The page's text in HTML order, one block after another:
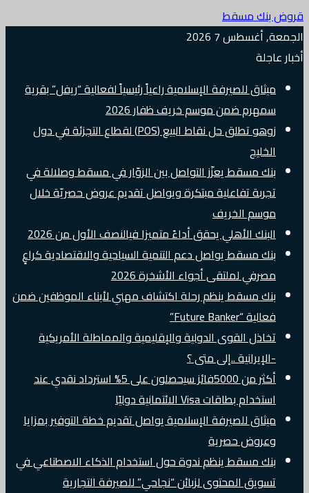
قروض بنك مسقط
الجمعة, أغسطس 7 2026
أخبار عاجلة
ميثاق للصيرفة الإسلامية راعياً رئيسياً لفعالية “ريفل” بقرية
سمهرم ضمن موسم خريف ظفار 2026
زوهو تطلق حل نقاط البيع (POS) لقطاع التجزئة في دول
الخليج
بنك مسقط يعزّز التواصل بين الزوّار في مسقط وصلالة في
تجربة تفاعلية مبتكرة ويواصل تقديم عروض حصريّة خلال
موسم الخريف
البنك الأهلي يحقق أداءً متميزا فيالنصف الأول من 2026
بنك مسقط يواصل دعم التنمية السياحية والاقتصادية كراعٍ
مصرفي لملتقى أجواء الأشخرة 2026
بنك مسقط ينظم رحلة اكتشاف مهني لأبناء الموظفين ضمن
فعالية “Future Banker”
تخاذل القوى الدولية والإقليمية والمماطلة الأمريكية
-الإيرانية ..إلى متى ؟
أكثر من 5000فائز سيحصلون على 5% استرداد نقدي عند
استخدام بطاقات Visa الائتمانية دوليًا
ميثاق للصيرفة الإسلامية يواصل تقديم خطة التوفير بمزايا
وعروض حصرية
بنك مسقط ينظم ندوة حول استخدام الذكاء الاصطناعي في
تسويق المحتوى لزبائن “نجاحي” للصيرفة التجارية